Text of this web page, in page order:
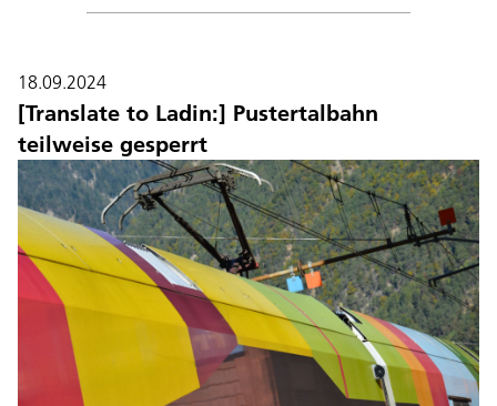
18.09.2024
[Translate to Ladin:] Pustertalbahn
teilweise gesperrt